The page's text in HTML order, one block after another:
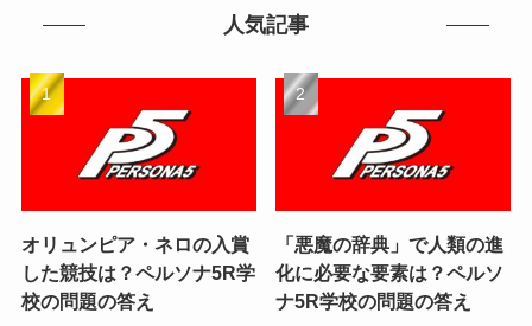
人気記事
オリュンピア・ネロの入賞
した競技は？ペルソナ5R学
校の問題の答え
「悪魔の辞典」で人類の進
化に必要な要素は？ペルソ
ナ5R学校の問題の答え